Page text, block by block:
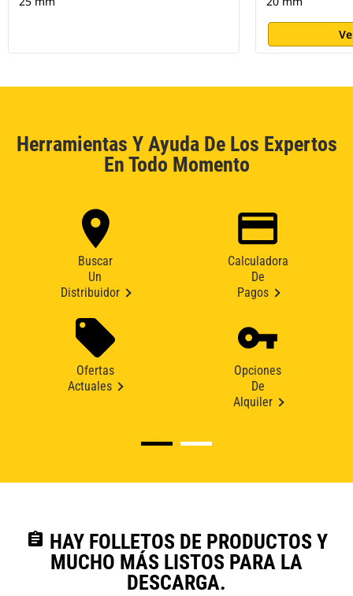
Herramientas Y Ayuda De Los Expertos
En Todo Momento
Buscar
Un
Distribuidor
Calculadora
De
Pagos
Ofertas
Actuales
Opciones
De
Alquiler
assignment HAY FOLLETOS DE PRODUCTOS Y
MUCHO MÁS LISTOS PARA LA
DESCARGA.